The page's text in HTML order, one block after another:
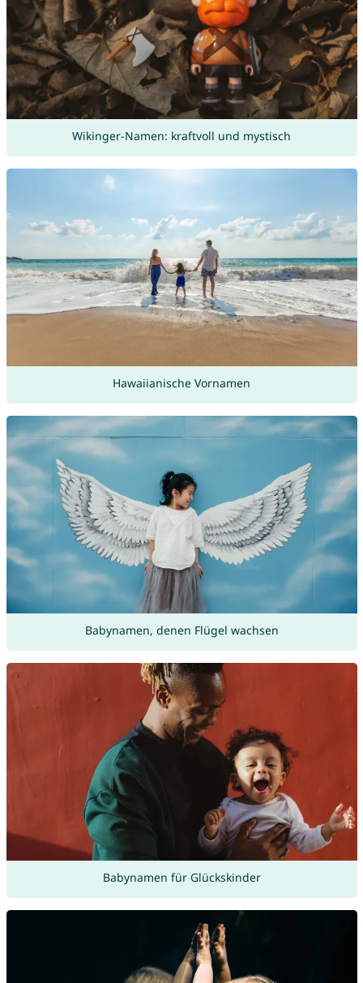
Wikinger-Namen: kraftvoll und mystisch
Hawaiianische Vornamen
Babynamen, denen Flügel wachsen
Babynamen für Glückskinder